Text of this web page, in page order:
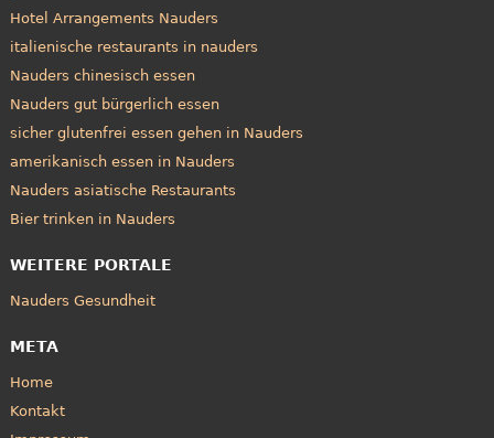
Hotel Arrangements Nauders
italienische restaurants in nauders
Nauders chinesisch essen
Nauders gut bürgerlich essen
sicher glutenfrei essen gehen in Nauders
amerikanisch essen in Nauders
Nauders asiatische Restaurants
Bier trinken in Nauders
WEITERE PORTALE
Nauders Gesundheit
META
Home
Kontakt